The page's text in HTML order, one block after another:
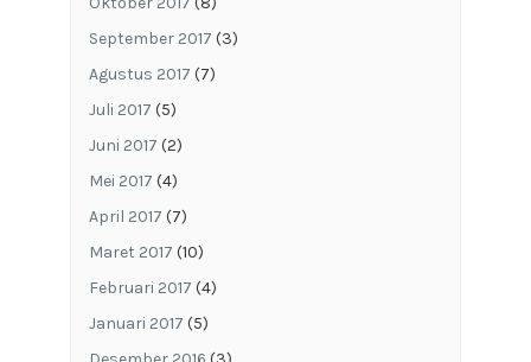
September 2017 (3)
Agustus 2017 (7)
Juli 2017 (5)
Juni 2017 (2)
Mei 2017 (4)
April 2017 (7)
Maret 2017 (10)
Februari 2017 (4)
Januari 2017 (5)